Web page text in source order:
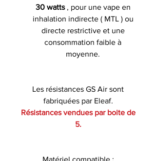
30 watts , pour une vape en
inhalation indirecte ( MTL ) ou
directe restrictive et une
consommation faible à
moyenne.
Les résistances GS Air sont
fabriquées par Eleaf.
Résistances vendues par boite de
5.
Matériel compatible :